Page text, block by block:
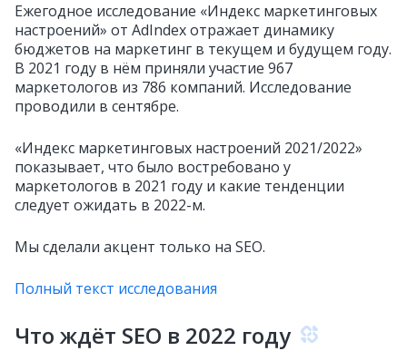
Ежегодное исследование «Индекс маркетинговых
настроений» от AdIndex отражает динамику
бюджетов на маркетинг в текущем и будущем году.
В 2021 году в нём приняли участие 967
маркетологов из 786 компаний. Исследование
проводили в сентябре.
«Индекс маркетинговых настроений 2021/2022»
показывает, что было востребовано у
маркетологов в 2021 году и какие тенденции
следует ожидать в 2022-м.
Мы сделали акцент только на SEO.
Полный текст исследования
Что ждёт SEO в 2022 году